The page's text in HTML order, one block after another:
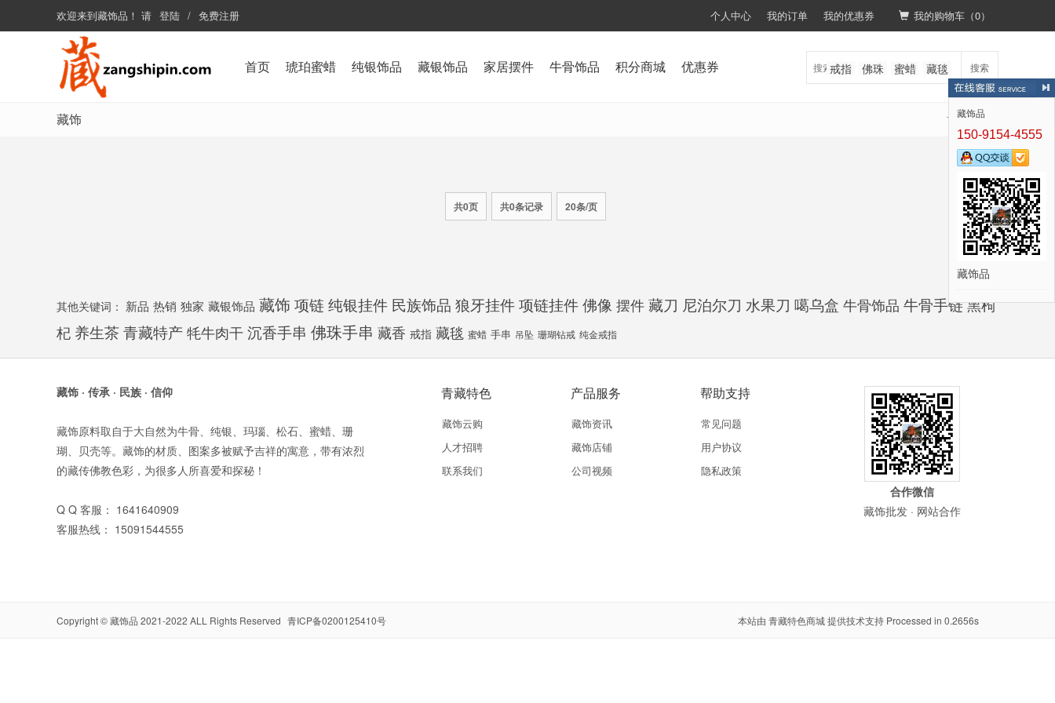
个人中心 我的订单 我的优惠券
欢迎来到藏饰品 ！ 请 登陆 / 免费注册 我的购物车（0）
首页 琥珀蜜蜡 纯银饰品 藏银饰品 家居摆件 牛骨饰品 积分商城 优惠券 搜索
戒指 佛珠 蜜蜡 藏毯
藏饰 首页 > 藏饰
共0页 共0条记录 20条/页
其他关键词： 新品 热销 独家 藏银饰品 藏饰 项链纯银挂件 民族饰品 狼牙挂件项链挂件佛像 摆件 藏刀 尼泊尔刀 水果刀 噶乌盒 牛骨饰品 牛骨手链黑枸
杞 养生茶青藏特产牦牛肉干沉香手串 佛珠手串 藏香 戒指 藏毯 蜜蜡 手串 吊坠 珊瑚钻戒 纯金戒指
藏饰 · 传承 · 民族 · 信仰
藏饰原料取自于大自然为牛骨、纯银、玛瑙、松石、蜜蜡、珊
瑚、贝壳等。藏饰的材质、图案多被赋予吉祥的寓意，带有浓烈
的藏传佛教色彩，为很多人所喜爱和探秘！
Q Q 客服： 1641640909
客服热线： 15091544555
青藏特色
藏饰云购
人才招聘
联系我们
产品服务
藏饰资讯
藏饰店铺
公司视频
帮助支持
常见问题
用户协议
隐私政策
合作微信
藏饰批发 · 网站合作
本站由 青藏特色商城提供技术支持 Processed in 0.2656s
Copyright ©藏饰品 2021-2022 ALL Rights Reserved 青ICP备0200125410号
藏饰品
150-9154-4555
藏饰品